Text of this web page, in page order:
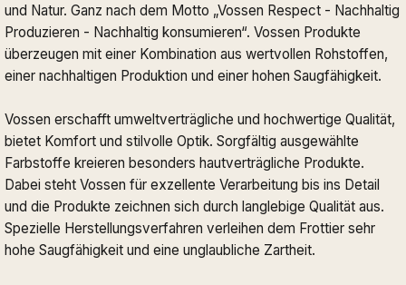
und Natur. Ganz nach dem Motto „Vossen Respect - Nachhaltig
Produzieren - Nachhaltig konsumieren“. Vossen Produkte
überzeugen mit einer Kombination aus wertvollen Rohstoffen,
einer nachhaltigen Produktion und einer hohen Saugfähigkeit.
Vossen erschafft umweltverträgliche und hochwertige Qualität,
bietet Komfort und stilvolle Optik. Sorgfältig ausgewählte
Farbstoffe kreieren besonders hautverträgliche Produkte.
Dabei steht Vossen für exzellente Verarbeitung bis ins Detail
und die Produkte zeichnen sich durch langlebige Qualität aus.
Spezielle Herstellungsverfahren verleihen dem Frottier sehr
hohe Saugfähigkeit und eine unglaubliche Zartheit.